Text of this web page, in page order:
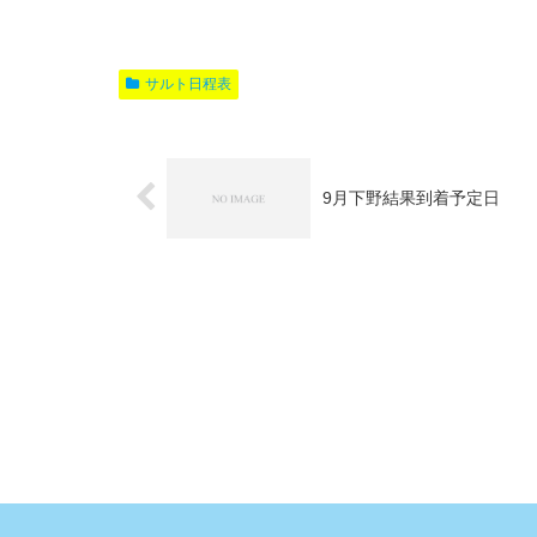
サルト日程表
9月下野結果到着予定日